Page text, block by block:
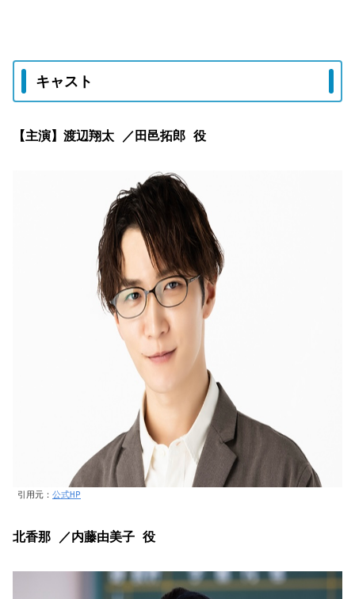
キャスト
【主演】渡辺翔太 ／田邑拓郎 役
引用元： 公式HP
北香那 ／内藤由美子 役